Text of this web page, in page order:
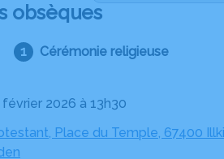
obsèques
Cérémonie religieuse
février 2026 à 13h30
Place du Temple, 67400